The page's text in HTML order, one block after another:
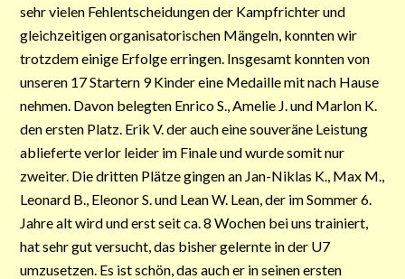
sehr vielen Fehlentscheidungen der Kampfrichter und
gleichzeitigen organisatorischen Mängeln, konnten wir
trotzdem einige Erfolge erringen. Insgesamt konnten von
unseren 17 Startern 9 Kinder eine Medaille mit nach Hause
nehmen. Davon belegten Enrico S., Amelie J. und Marlon K.
den ersten Platz. Erik V. der auch eine souveräne Leistung
ablieferte verlor leider im Finale und wurde somit nur
zweiter. Die dritten Plätze gingen an Jan-Niklas K., Max M.,
Leonard B., Eleonor S. und Lean W. Lean, der im Sommer 6.
Jahre alt wird und erst seit ca. 8 Wochen bei uns trainiert,
hat sehr gut versucht, das bisher gelernte in der U7
umzusetzen. Es ist schön, das auch er in seinen ersten